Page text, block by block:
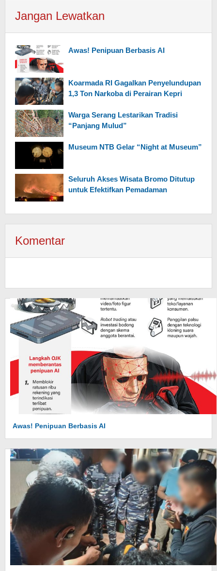
Jangan Lewatkan
Awas! Penipuan Berbasis AI
Koarmada RI Gagalkan Penyelundupan
1,3 Ton Narkoba di Perairan Kepri
Warga Serang Lestarikan Tradisi
“Panjang Mulud”
Museum NTB Gelar “Night at Museum”
Seluruh Akses Wisata Bromo Ditutup
untuk Efektifkan Pemadaman
Komentar
Awas! Penipuan Berbasis AI